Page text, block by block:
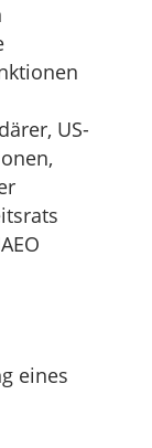
US-
eines